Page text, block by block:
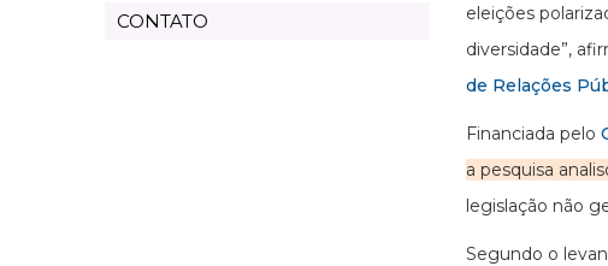
CONTATO
eleições
diversidade”,
de Relações
Financiada pelo
a pesquisa
legislação não
Segundo o